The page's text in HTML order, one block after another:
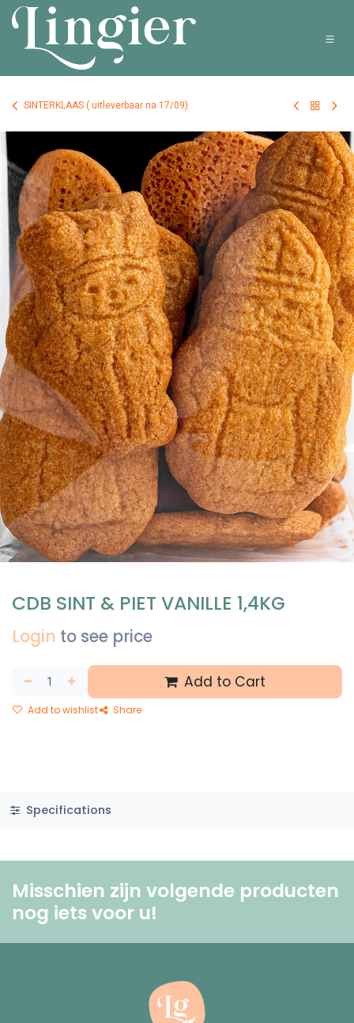
Overslaan naar inhoud
SINTERKLAAS ( uitleverbaar na 17/09)
CDB SINT & PIET VANILLE 1,4KG
Login to see price
Add to Cart
Add to wishlist Share
Specifications
Misschien zijn volgende producten
nog iets voor u! ​